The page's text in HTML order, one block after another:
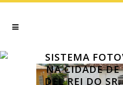
SISTEMA
NA CIDADE DE
DEL REI DO